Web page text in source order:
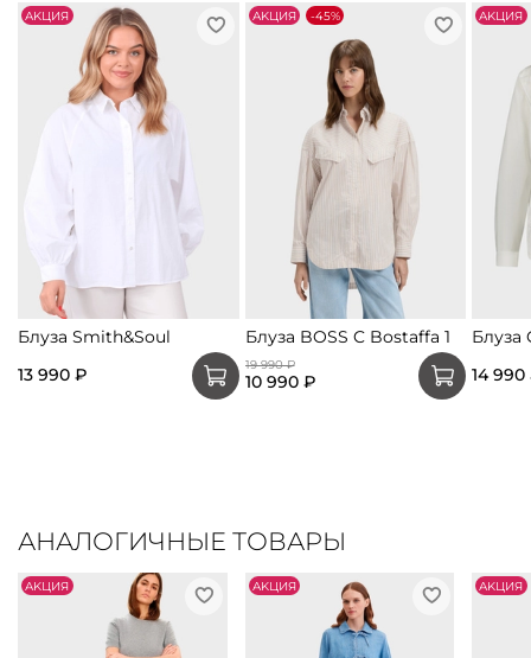
АKЦИЯ
Блуза Smith&Soul
13 990 ₽
АKЦИЯ -45%
Блуза BOSS C Bostaffa 1
19 990 ₽
10 990 ₽
АKЦИЯ
Блуза
14
АНАЛОГИЧНЫЕ ТОВАРЫ
АKЦИЯ АKЦИЯ АKЦИЯ